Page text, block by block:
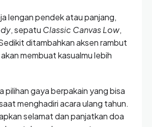
lengan pendek atau panjang,
, sepatu Classic Canvas Low,
ditambahkan aksen rambut
membuat kasualmu lebih
pilihan gaya berpakain yang bisa
menghadiri acara ulang tahun.
selamat dan panjatkan doa